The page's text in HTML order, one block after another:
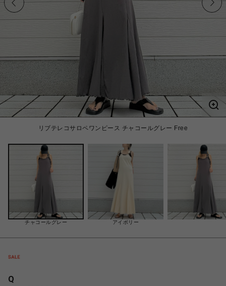
リブテレコサロペワンピース チャコールグレー Free
チャコールグレー アイボリー
Q